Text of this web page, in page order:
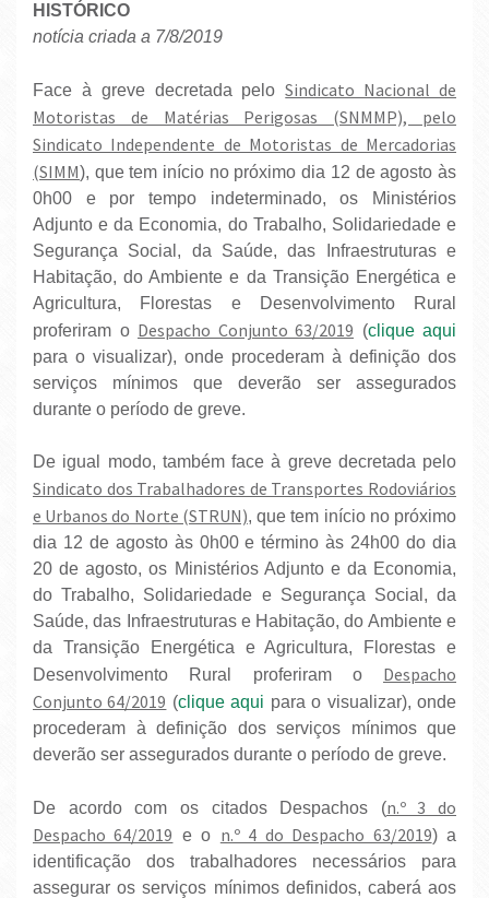
HISTÓRICO
notícia criada a 7/8/2019
Face à greve decretada peloSindicato Nacional de
Motoristas de Matérias Perigosas (SNMMP), pelo
Sindicato Independente de Motoristas de Mercadorias
(SIMM), que tem início no próximo dia 12 de agosto às
0h00 e por tempo indeterminado, os Ministérios
Adjunto e da Economia, do Trabalho, Solidariedade e
Segurança Social, da Saúde, das Infraestruturas e
Habitação, do Ambiente e da Transição Energética e
Agricultura, Florestas e Desenvolvimento Rural
proferiram o Despacho Conjunto 63/2019 (clique aqui
para o visualizar), onde procederam à definição dos
serviços mínimos que deverão ser assegurados
durante o período de greve.
De igual modo, também face à greve decretada pelo
Sindicato dos Trabalhadores de Transportes Rodoviários
e Urbanos do Norte (STRUN), que tem início no próximo
dia 12 de agosto às 0h00 e término às 24h00 do dia
20 de agosto, os Ministérios Adjunto e da Economia,
do Trabalho, Solidariedade e Segurança Social, da
Saúde, das Infraestruturas e Habitação, do Ambiente e
da Transição Energética e Agricultura, Florestas e
Desenvolvimento Rural proferiram o Despacho
Conjunto 64/2019 (clique aqui para o visualizar), onde
procederam à definição dos serviços mínimos que
deverão ser assegurados durante o período de greve.
De acordo com os citados Despachos (n.º 3 do
Despacho 64/2019 e o n.º 4 do Despacho 63/2019) a
identificação dos trabalhadores necessários para
assegurar os serviços mínimos definidos, caberá aos